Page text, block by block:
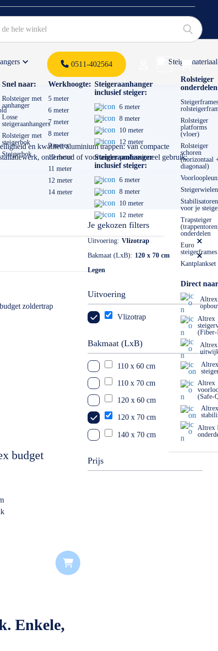
0511-402564
Snel naar:
Rolsteiger met
aanhanger
Losse
steigeraanhangers
Rolsteiger met
steigerbok
Steigerbok
Werkhoogte:
5 meter
6 meter
7 meter
8 meter
9 meter
10 meter
11 meter
12 meter
14 meter
Steigeraanhanger
inclusief steiger:
6 meter
8 meter
10 meter
12 meter
Steigeraanhanger
inclusief steiger:
6 meter
8 meter
10 meter
12 meter
Steigermateriaal
Rolsteiger
Rolsteiger
platforms
(vloer)
Rolsteiger
schoren
(horizontaal
diagonaal)
Steigerwielen
Stabilisatoren
voor je
Trapsteiger
onderdelen
Euro
steigerframes
Kantplankset
Direct
Altrex
Altrex
Altrex
Altrex
Altrex
(Safe-
Altrex
Altrex
en kwaliteit aluminium trappen: van compacte
onderhoud of voor ander professioneel gebruik:
geldende wet -en regelgeving. Het verschil tussen de
bij hoe vaak en hoe intensief je deze gebruikt van
thuisgebruik, semi professioneel en professioneel. Elk
budget
Enkele,
Je gekozen filters
Uitvoering
Vlizotrap
Bakmaat (LxB)
120 x 70 cm
Legen
Uitvoering
Vlizotrap
Bakmaat (LxB)
110 x 60 cm
110 x 70 cm
120 x 60 cm
120 x 70 cm
140 x 70 cm
Prijs